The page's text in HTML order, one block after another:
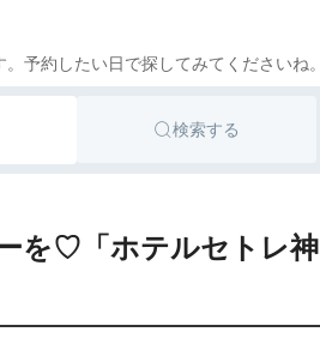
楽天トラベル
ホテル
紀白浜
〜 14,300円〜
旅館
〜 18,200円〜
リゾート
白浜、南
〜 15,000円〜
旅館 鳥羽
予約したい日で探してみてくださいね。
検索する
を♡「ホテルセトレ神